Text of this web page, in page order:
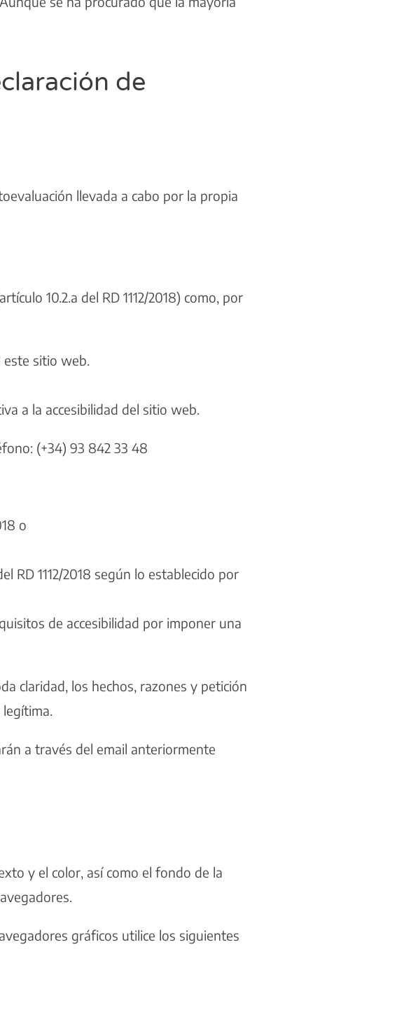
de
llevada a cabo por la propia
10.2.a del RD 1112/2018) como, por
sitio web.
a la accesibilidad del sitio web.
(+34) 93 842 33 48
o
RD 1112/2018 según lo establecido por
de accesibilidad por imponer una
claridad, los hechos, razones y petición
a través del email anteriormente
y el color, así como el fondo de la
gráficos utilice los siguientes